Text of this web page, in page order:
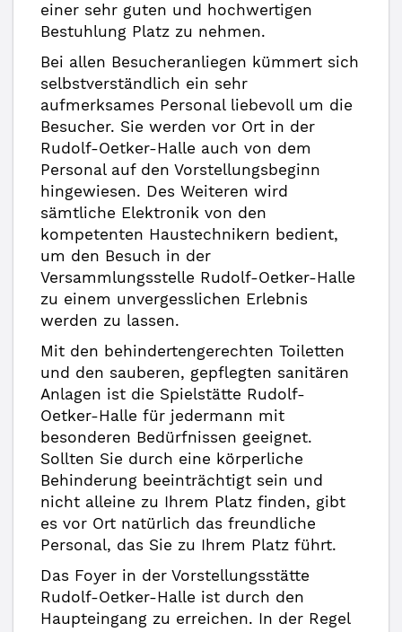
einer sehr guten und hochwertigen
Bestuhlung Platz zu nehmen.
Bei allen Besucheranliegen kümmert sich
selbstverständlich ein sehr
aufmerksames Personal liebevoll um die
Besucher. Sie werden vor Ort in der
Rudolf-Oetker-Halle auch von dem
Personal auf den Vorstellungsbeginn
hingewiesen. Des Weiteren wird
sämtliche Elektronik von den
kompetenten Haustechnikern bedient,
um den Besuch in der
Versammlungsstelle Rudolf-Oetker-Halle
zu einem unvergesslichen Erlebnis
werden zu lassen.
Mit den behindertengerechten Toiletten
und den sauberen, gepflegten sanitären
Anlagen ist die Spielstätte Rudolf-
Oetker-Halle für jedermann mit
besonderen Bedürfnissen geeignet.
Sollten Sie durch eine körperliche
Behinderung beeinträchtigt sein und
nicht alleine zu Ihrem Platz finden, gibt
es vor Ort natürlich das freundliche
Personal, das Sie zu Ihrem Platz führt.
Das Foyer in der Vorstellungsstätte
Rudolf-Oetker-Halle ist durch den
Haupteingang zu erreichen. In der Regel